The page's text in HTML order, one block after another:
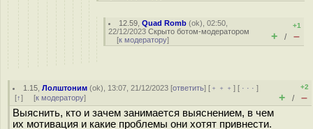
12.59 ,Quad Romb (ok), 02:50,
22/12/2023 Скрыто ботом-модератором
[к модератору]
+1
+ / –
1.15 ,Лолштоним (ok), 13:07, 21/12/2023 [ответить] [ ﹢﹢﹢] [ · · ·]
[↑] [к модератору]
+2
+ / –
Выяснить, кто и зачем занимается выяснением, в чем
их мотивация и какие проблемы они хотят привнести.